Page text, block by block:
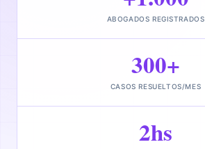
ABOGADOS REGISTRADOS
300+
CASOS RESUELTOS/MES
2hs